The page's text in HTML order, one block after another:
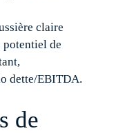
claire
potentiel de
dette/EBITDA.
de